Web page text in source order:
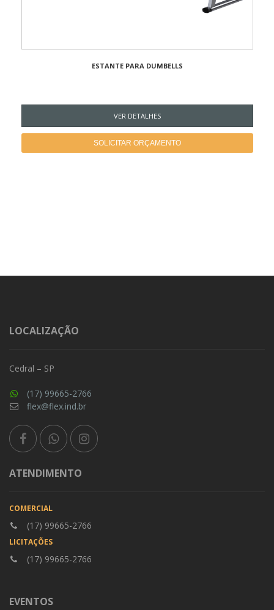
ESTANTE PARA DUMBELLS
VER DETALHES
SOLICITAR ORÇAMENTO
LOCALIZAÇÃO
Cedral – SP
(17) 99665-2766
flex@flex.ind.br
ATENDIMENTO
COMERCIAL
(17) 99665-2766
LICITAÇÕES
(17) 99665-2766
EVENTOS